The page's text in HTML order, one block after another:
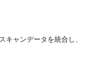
キャンデータを統合し、